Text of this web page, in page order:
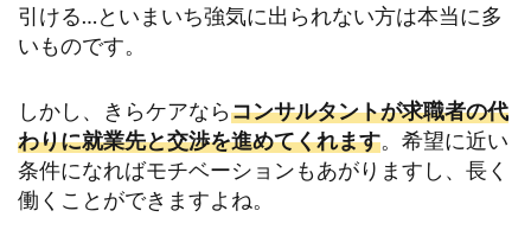
引ける…といまいち強気に出られない方は本当に多
いものです。
しかし、きらケアならコンサルタントが求職者の代
わりに就業先と交渉を進めてくれます。希望に近い
条件になればモチベーションもあがりますし、長く
働くことができますよね。